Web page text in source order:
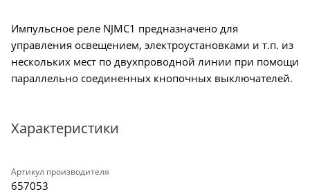
Импульсное реле NJMC1 предназначено для
управления освещением, электроустановками и т.п. из
нескольких мест по двухпроводной линии при помощи
параллельно соединенных кнопочных выключателей.
Характеристики
Артикул производителя
657053